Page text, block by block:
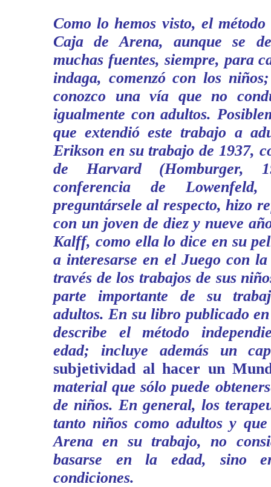
Como lo hemos visto, el
Caja de Arena, aunque se
muchas fuentes, siempre, para
indaga, comenzó con los
conozco una vía que no
igualmente con adultos.
que extendió este trabajo a
Erikson en su trabajo de 1937,
de Harvard (Homburger,
conferencia de
preguntársele al respecto, hizo
con un joven de diez y nueve
Kalff, como ella lo dice en su
a interesarse en el Juego con
través de los trabajos de sus
parte importante de su
adultos. En su libro publicado
describe el método
edad; incluye además un
subjetividad al hacer un
material que sólo puede
de niños. En general, los
tanto niños como adultos y
Arena en su trabajo, no
basarse en la edad, sino
condiciones.